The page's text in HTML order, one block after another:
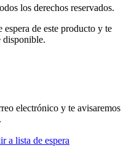
los derechos reservados.
de este producto y te
disponible.
electrónico y te avisaremos
a lista de espera